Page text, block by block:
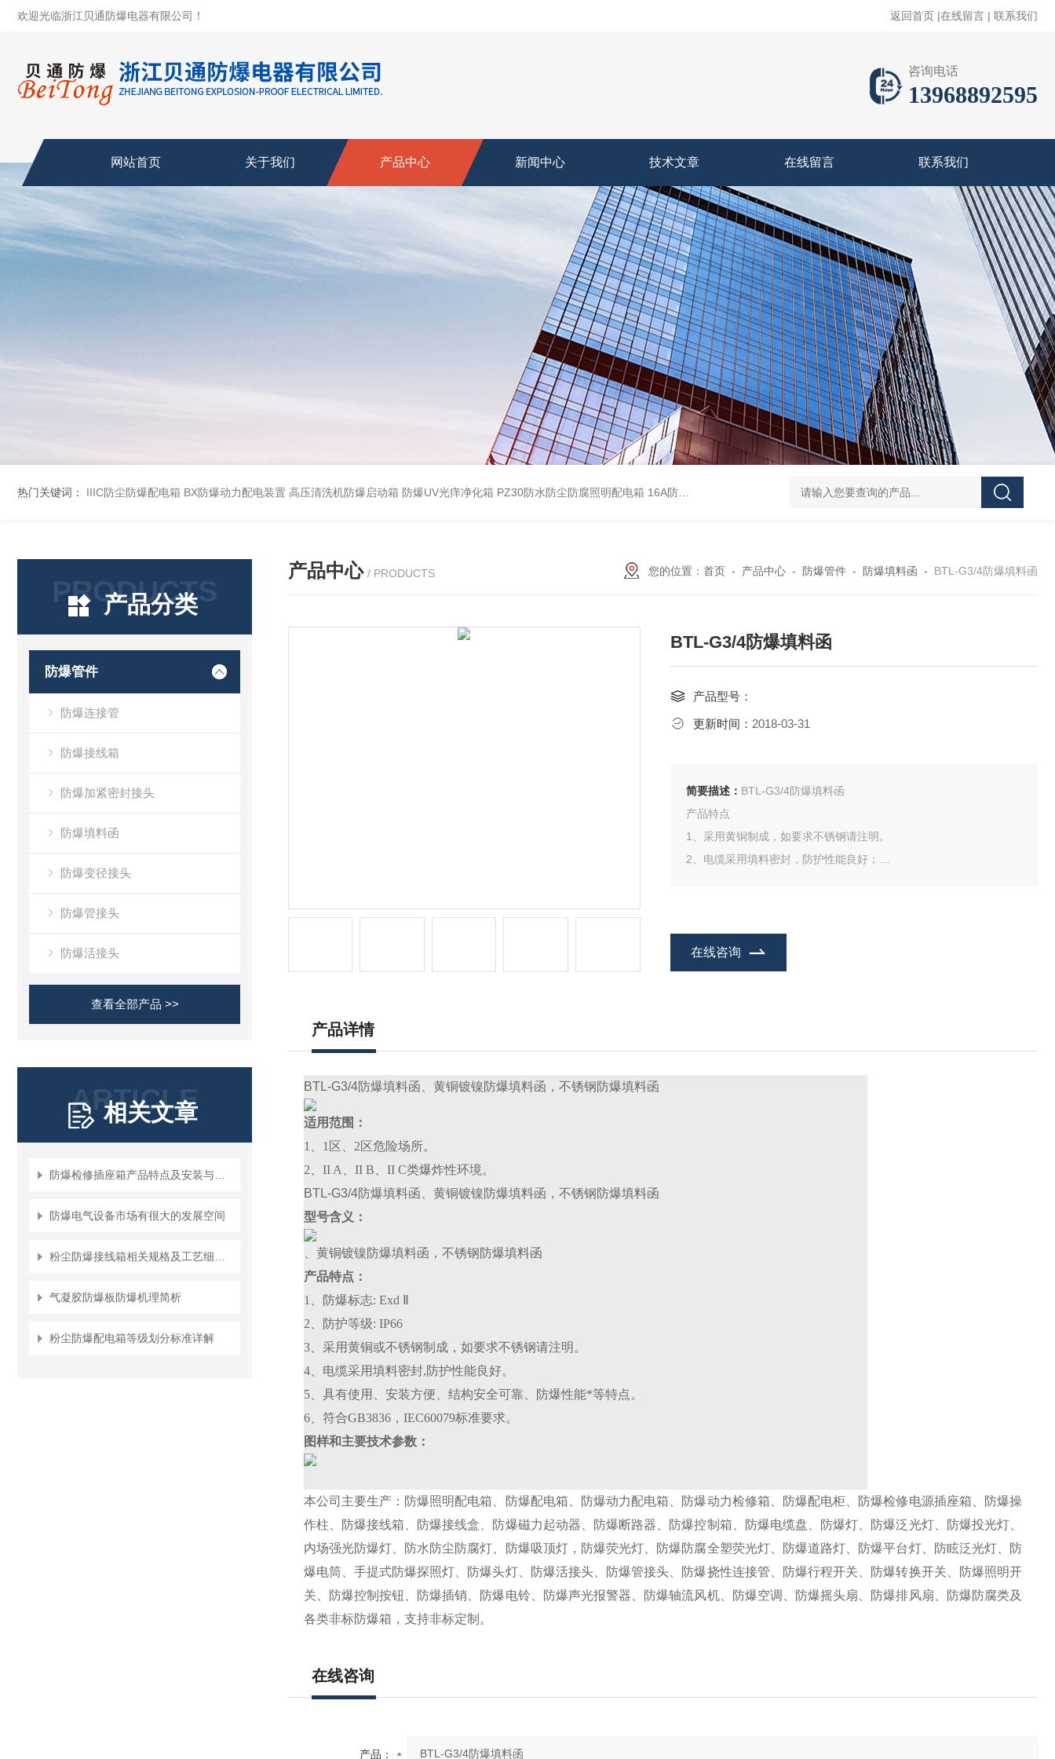
欢迎光临浙江贝通防爆电器有限公司！ 返回首页 |在线留言 | 联系我们
咨询电话
13968892595
网站首页 关于我们 产品中心 新闻中心 技术文章 在线留言 联系我们
热门关键词： IIIC防尘防爆配电箱 BX防爆动力配电装置 高压清洗机防爆启动箱 防爆UV光痒净化箱 PZ30防水防尘防腐照明配电箱 16A防水防尘防腐照明开关 防水防腐检修插座箱 4回路带漏电防爆照明配电箱
PRODUCTS
产品分类
防爆管件
防爆连接管
防爆接线箱
防爆加紧密封接头
防爆填料函
防爆变径接头
防爆管接头
防爆活接头
查看全部产品 >>
ARTICLE
相关文章
防爆电气设备市场有很大的发展空间
气凝胶防爆板防爆机理简析
粉尘防爆配电箱等级划分标准详解
产品中心 / PRODUCTS 您的位置： 首页 - 产品中心 - 防爆管件 - 防爆填料函 - BTL-G3/4防爆填料函
BTL-G3/4防爆填料函
产品型号：
更新时间： 2018-03-31
简要描述： BTL-G3/4防爆填料函
产品特点
1、采用黄铜制成，如要求不锈钢请注明。
2、电缆采用填料密封，防护性能良好；
在线咨询
产品详情
BTL-G3/4防爆填料函 、黄铜镀镍防爆填料函，不锈钢防爆填料函
适用范围：
1、1区、2区危险场所。
2、II A、II B、II C类爆炸性环境。
BTL-G3/4防爆填料函 、黄铜镀镍防爆填料函，不锈钢防爆填料函
型号含义：
、黄铜镀镍防爆填料函，不锈钢防爆填料函
产品特点：
1、防爆标志: Exd Ⅱ
2、防护等级: IP66
3、采用黄铜或不锈钢制成，如要求不锈钢请注明。
4、电缆采用填料密封,防护性能良好。
5、具有使用、安装方便、结构安全可靠、防爆性能*等特点。
6、符合GB3836，IEC60079标准要求。
图样和主要技术参数：
本公司主要生产： 防爆照明配电箱、防爆配电箱、防爆动力配电箱、防爆动力检修箱、防爆配电柜、防爆检修电源插座箱、防爆操
作柱、防爆接线箱、防爆接线盒、防爆磁力起动器、防爆断路器、防爆控制箱、防爆电缆盘、防爆灯、防爆泛光灯、防爆投光灯、
内场强光防爆灯、防水防尘防腐灯、防爆吸顶灯，防爆荧光灯、防爆防腐全塑荧光灯、防爆道路灯、防爆平台灯、防眩泛光灯、防
爆电筒、手提式防爆探照灯、防爆头灯、防爆活接头、防爆管接头、防爆挠性连接管、防爆行程开关、防爆转换开关、防爆照明开
关、防爆控制按钮、防爆插销、防爆电铃、防爆声光报警器、防爆轴流风机、防爆空调、防爆摇头扇、防爆排风扇、防爆防腐类及
各类非标防爆箱， 支持非标定制 。
在线咨询
产品：